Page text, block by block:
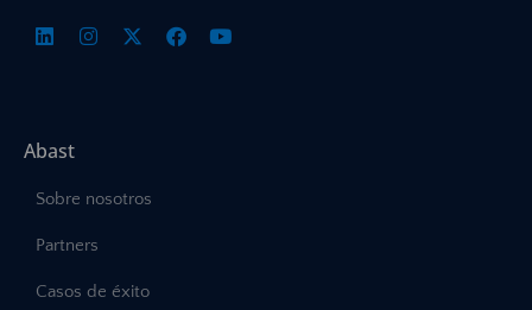
Abast
Sobre nosotros
Partners
Casos de éxito